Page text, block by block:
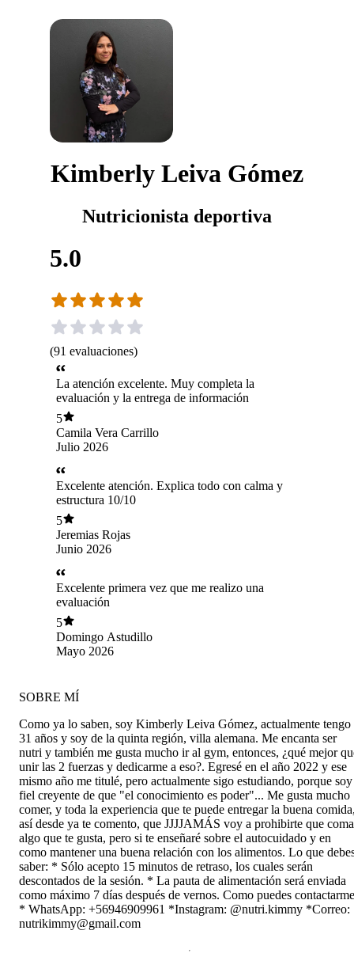
Kimberly Leiva Gómez
Nutricionista deportiva
5.0
(91 evaluaciones)
La atención excelente. Muy completa la
evaluación y la entrega de información
5
Camila Vera Carrillo
Julio 2026
Excelente atención. Explica todo con calma y
estructura 10/10
5
Jeremias Rojas
Junio 2026
Excelente primera vez que me realizo una
evaluación
5
Domingo Astudillo
Mayo 2026
SOBRE MÍ
Como ya lo saben, soy Kimberly Leiva Gómez, actualmente tengo
31 años y soy de la quinta región, villa alemana. Me encanta ser
nutri y también me gusta mucho ir al gym, entonces, ¿qué mejor
unir las 2 fuerzas y dedicarme a eso?. Egresé en el año 2022 y ese
mismo año me titulé, pero actualmente sigo estudiando, porque soy
fiel creyente de que "el conocimiento es poder"... Me gusta mucho
comer, y toda la experiencia que te puede entregar la buena
así desde ya te comento, que JJJJAMÁS voy a prohibirte que
algo que te gusta, pero si te enseñaré sobre el autocuidado y en
como mantener una buena relación con los alimentos. Lo que
saber: * Sólo acepto 15 minutos de retraso, los cuales serán
descontados de la sesión. * La pauta de alimentación será enviada
como máximo 7 días después de vernos. Como puedes
* WhatsApp: +56946909961 *Instagram: @nutri.kimmy *Correo:
nutrikimmy@gmail.com